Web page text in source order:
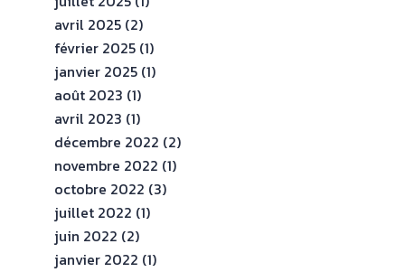
avril 2025 (2)
février 2025 (1)
janvier 2025 (1)
août 2023 (1)
avril 2023 (1)
décembre 2022 (2)
novembre 2022 (1)
octobre 2022 (3)
juillet 2022 (1)
juin 2022 (2)
janvier 2022 (1)